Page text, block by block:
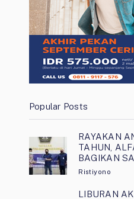
Popular Posts
RAYAKAN
TAHUN,
BAGIKAN
Ristiyono
LIBURAN